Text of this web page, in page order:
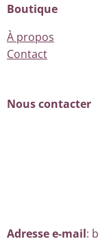
Boutique
À propos
Contact
Nous contacter
Adresse e-mail: